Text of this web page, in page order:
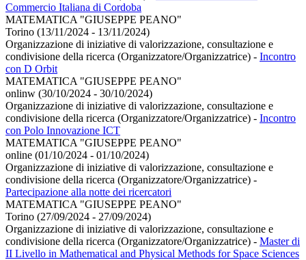
Commercio Italiana di Cordoba
MATEMATICA "GIUSEPPE PEANO"
Torino (13/11/2024 - 13/11/2024)
Organizzazione di iniziative di valorizzazione, consultazione e
condivisione della ricerca (Organizzatore/Organizzatrice) - Incontro
con D Orbit
MATEMATICA "GIUSEPPE PEANO"
onlinw (30/10/2024 - 30/10/2024)
Organizzazione di iniziative di valorizzazione, consultazione e
condivisione della ricerca (Organizzatore/Organizzatrice) - Incontro
con Polo Innovazione ICT
MATEMATICA "GIUSEPPE PEANO"
online (01/10/2024 - 01/10/2024)
Organizzazione di iniziative di valorizzazione, consultazione e
condivisione della ricerca (Organizzatore/Organizzatrice) -
Partecipazione alla notte dei ricercatori
MATEMATICA "GIUSEPPE PEANO"
Torino (27/09/2024 - 27/09/2024)
Organizzazione di iniziative di valorizzazione, consultazione e
condivisione della ricerca (Organizzatore/Organizzatrice) - Master di
II Livello in Mathematical and Physical Methods for Space Sciences